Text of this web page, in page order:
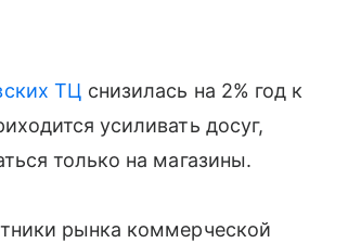
ТЦ снизилась на 2% год к
усиливать досуг,
только на магазины.
рынка коммерческой